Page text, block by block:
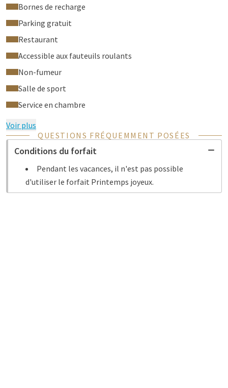
Bornes de recharge
Parking gratuit
Restaurant
Accessible aux fauteuils roulants
Non-fumeur
Salle de sport
Service en chambre
Voir plus
QUESTIONS FRÉQUEMMENT POSÉES
Conditions du forfait
Pendant les vacances, il n'est pas possible
d'utiliser le forfait Printemps joyeux.